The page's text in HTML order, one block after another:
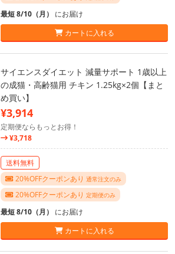
最短 8/10（月） にお届け
カートに入れる
サイエンスダイエット 減量サポート 1歳以上
の成猫・高齢猫用 チキン 1.25kg×2個【まと
め買い】
¥3,914
定期便ならもっとお得！
¥3,718
送料無料
20%OFFクーポンあり 通常注文のみ
20%OFFクーポンあり 定期便のみ
最短 8/10（月） にお届け
カートに入れる